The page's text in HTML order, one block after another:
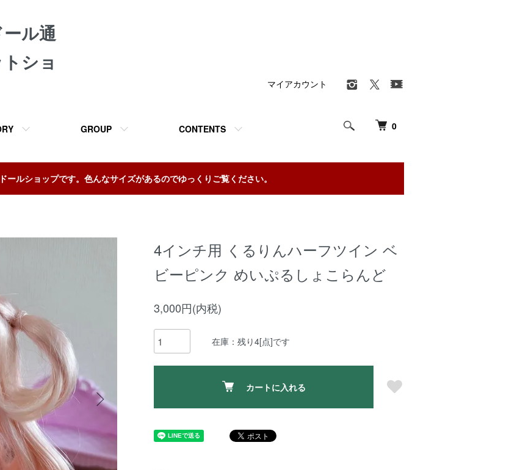
ル通
ショ
0
GROUP CONTENTS
マイアカウント
ールショップです。色んなサイズがあるのでゆっくりご覧ください。
4インチ用 くるりんハーフツイン ベ
ビーピンク めいぷるしょこらんど
3,000円(内税)
在庫：残り4[点]です
カートに入れる